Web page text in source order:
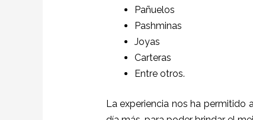
Pañuelos
Pashminas
Joyas
Carteras
Entre otros.
La experiencia nos ha permitido